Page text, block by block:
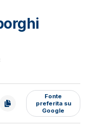
Fonte
preferita su
Google